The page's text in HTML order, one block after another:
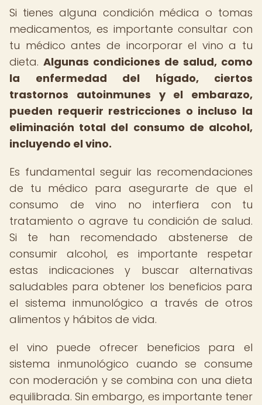
Si tienes alguna condición médica o tomas
medicamentos, es importante consultar con
tu médico antes de incorporar el vino a tu
dieta. Algunas condiciones de salud, como
la enfermedad del hígado, ciertos
trastornos autoinmunes y el embarazo,
pueden requerir restricciones o incluso la
eliminación total del consumo de alcohol,
incluyendo el vino.
Es fundamental seguir las recomendaciones
de tu médico para asegurarte de que el
consumo de vino no interfiera con tu
tratamiento o agrave tu condición de salud.
Si te han recomendado abstenerse de
consumir alcohol, es importante respetar
estas indicaciones y buscar alternativas
saludables para obtener los beneficios para
el sistema inmunológico a través de otros
alimentos y hábitos de vida.
el vino puede ofrecer beneficios para el
sistema inmunológico cuando se consume
con moderación y se combina con una dieta
equilibrada. Sin embargo, es importante tener